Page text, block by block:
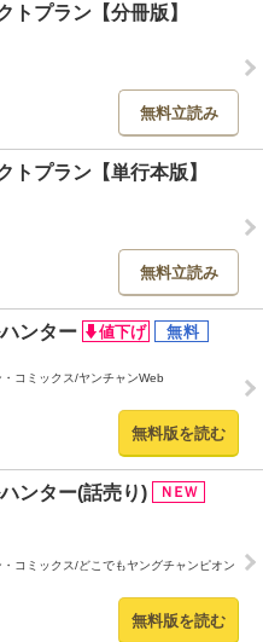
トプラン【分冊版】
無料立読み
トプラン【単行本版】
無料立読み
ンター
コミックス/ヤンチャンWeb
無料版を読む
ンター(話売り)
コミックス/どこでもヤングチャンピオン
無料版を読む